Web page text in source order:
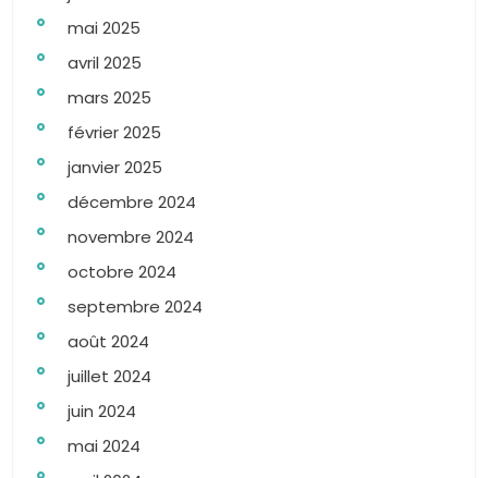
mai 2025
avril 2025
mars 2025
février 2025
janvier 2025
décembre 2024
novembre 2024
octobre 2024
septembre 2024
août 2024
juillet 2024
juin 2024
mai 2024